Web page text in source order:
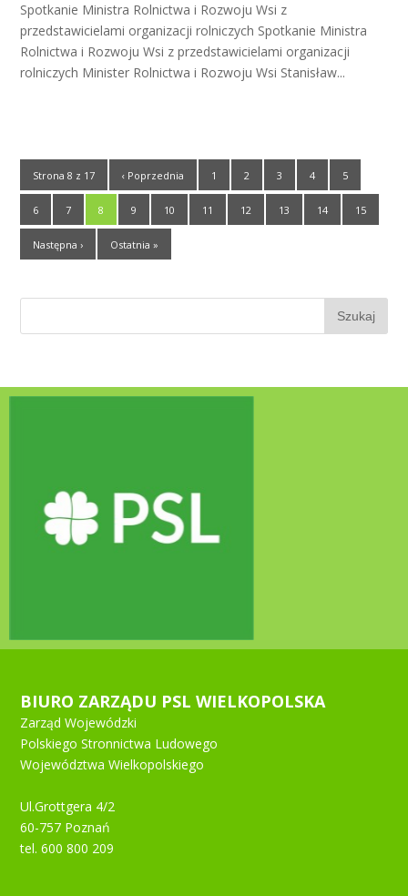
Spotkanie Ministra Rolnictwa i Rozwoju Wsi z
przedstawicielami organizacji rolniczych Spotkanie Ministra
Rolnictwa i Rozwoju Wsi z przedstawicielami organizacji
rolniczych Minister Rolnictwa i Rozwoju Wsi Stanisław...
Strona 8 z 17 ‹ Poprzednia 1 2 3 4 5
6 7 8 9 10 11 12 13 14 15
Następna › Ostatnia »
BIURO ZARZĄDU PSL WIELKOPOLSKA
Zarząd Wojewódzki
Polskiego Stronnictwa Ludowego
Województwa Wielkopolskiego
Ul.Grottgera 4/2
60-757 Poznań
tel. 600 800 209